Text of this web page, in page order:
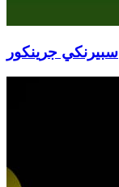
سبيرنكي جرينكور